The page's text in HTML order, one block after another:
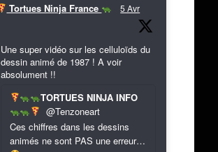
Tortues Ninja France 5 Avr
Une super vidéo sur les celluloïds du
dessin animé de 1987 ! A voir
absolument !!
TORTUES NINJA INFO
@Tenzoneart
Ces chiffres dans les dessins
animés ne sont PAS une erreur…